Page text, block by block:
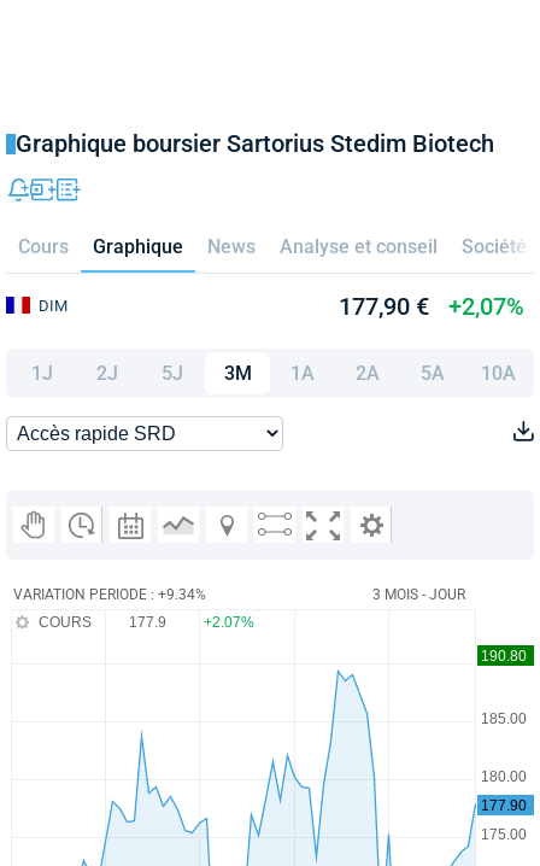
Graphique boursier Sartorius Stedim Biotech
Cours Graphique News Analyse et conseil Société
DIM 177,90 € +2,07%
1J 2J 5J 3M 1A 2A 5A 10A
VARIATION PERIODE : +9.34% 3 MOIS - JOUR
COURS 177.9 +2.07%